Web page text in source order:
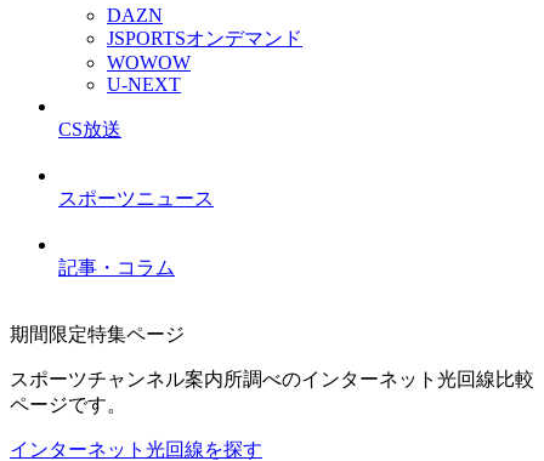
DAZN
JSPORTSオンデマンド
WOWOW
U-NEXT
CS放送
スポーツニュース
記事・コラム
期間限定特集ページ
スポーツチャンネル案内所調べのインターネット光回線比較
ページです。
インターネット光回線を探す